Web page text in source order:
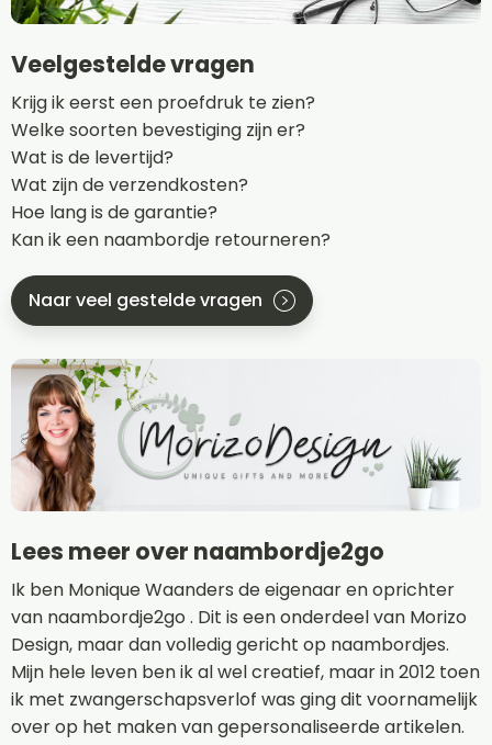
Veelgestelde vragen
Krijg ik eerst een proefdruk te zien?
Welke soorten bevestiging zijn er?
Wat is de levertijd?
Wat zijn de verzendkosten?
Hoe lang is de garantie?
Kan ik een naambordje retourneren?
Naar veel gestelde vragen
Lees meer over naambordje2go
Ik ben Monique Waanders de eigenaar en oprichter
van naambordje2go . Dit is een onderdeel van Morizo
Design, maar dan volledig gericht op naambordjes.
Mijn hele leven ben ik al wel creatief, maar in 2012 toen
ik met zwangerschapsverlof was ging dit voornamelijk
over op het maken van gepersonaliseerde artikelen.